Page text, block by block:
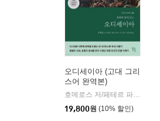
오디세이아 (고대 그리
스어 완역본)
19,800원 (10% 할인)